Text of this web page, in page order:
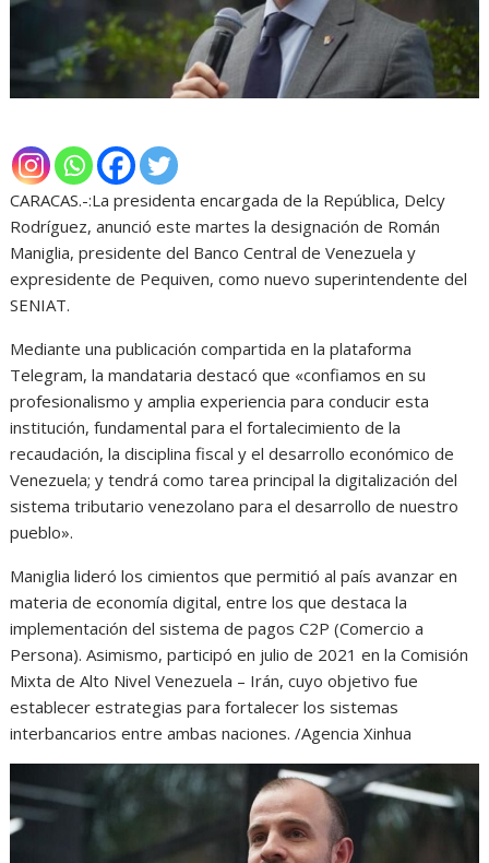
CARACAS.-:La presidenta encargada de la República, Delcy
Rodríguez, anunció este martes la designación de Román
Maniglia, presidente del Banco Central de Venezuela y
expresidente de Pequiven, como nuevo superintendente del
SENIAT.
Mediante una publicación compartida en la plataforma
Telegram, la mandataria destacó que «confiamos en su
profesionalismo y amplia experiencia para conducir esta
institución, fundamental para el fortalecimiento de la
recaudación, la disciplina fiscal y el desarrollo económico de
Venezuela; y tendrá como tarea principal la digitalización del
sistema tributario venezolano para el desarrollo de nuestro
pueblo».
Maniglia lideró los cimientos que permitió al país avanzar en
materia de economía digital, entre los que destaca la
implementación del sistema de pagos C2P (Comercio a
Persona). Asimismo, participó en julio de 2021 en la Comisión
Mixta de Alto Nivel Venezuela – Irán, cuyo objetivo fue
establecer estrategias para fortalecer los sistemas
interbancarios entre ambas naciones. /Agencia Xinhua